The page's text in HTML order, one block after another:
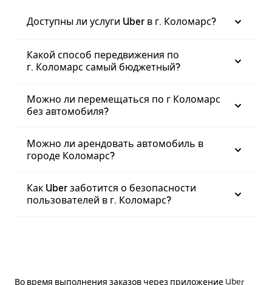
Доступны ли услуги Uber в г. Коломарс?
Какой способ передвижения по
г. Коломарс самый бюджетный?
Можно ли перемещаться по г Коломарс
без автомобиля?
Можно ли арендовать автомобиль в
городе Коломарс?
Как Uber заботится о безопасности
пользователей в г. Коломарс?
Во время выполнения заказов через приложение Uber